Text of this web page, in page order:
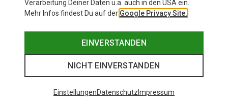
Verarbeitung Deiner Daten u.a. auch in den USA ein.
Mehr Infos findest Du auf der Google Privacy Site.
EINVERSTANDEN
NICHT EINVERSTANDEN
EinstellungenDatenschutz Impressum